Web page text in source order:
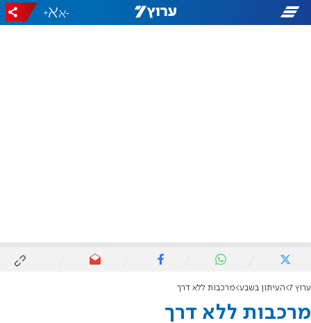
-
+
ערוץ 7 העיתון בשבע מרכבות ללא דרך
מרכבות ללא דרך